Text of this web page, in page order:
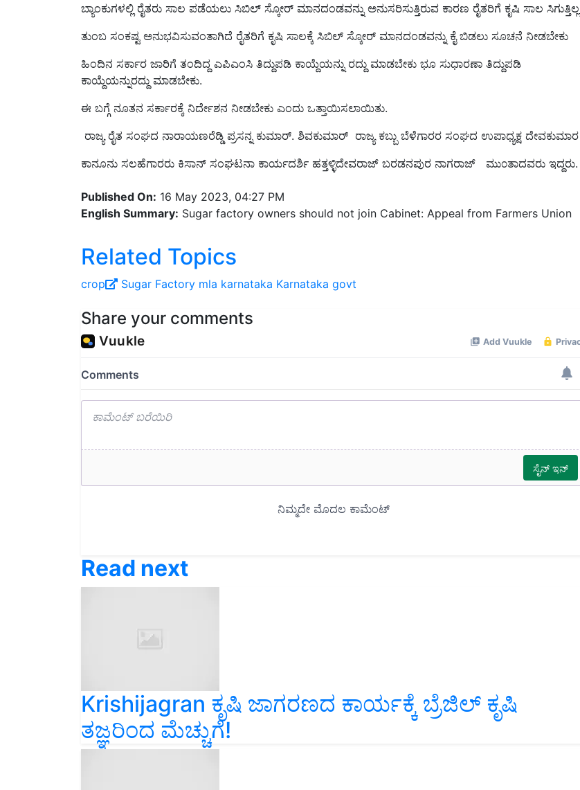
ತುಂಬ ಸಂಕಷ್ಟ ಅನುಭವಿಸುವಂತಾಗಿದೆ ರೈತರಿಗೆ ಕೃಷಿ ಸಾಲಕ್ಕೆ ಸಿಬಿಲ್ ಸ್ಕೋರ್ ಮಾನದಂಡವನ್ನು ಕೈ ಬಿಡಲು ಸೂಚನೆ ನೀಡಬೇಕು
ಹಿಂದಿನ ಸರ್ಕಾರ ಜಾರಿಗೆ ತಂದಿದ್ದ ಎಪಿಎಂಸಿ ತಿದ್ದುಪಡಿ ಕಾಯ್ದೆಯನ್ನು ರದ್ದು ಮಾಡಬೇಕು ಭೂ ಸುಧಾರಣಾ ತಿದ್ದುಪಡಿ
ಕಾಯ್ದೆಯನ್ನುರದ್ದು ಮಾಡಬೇಕು.
ಈ ಬಗ್ಗೆ ನೂತನ ಸರ್ಕಾರಕ್ಕೆ ನಿರ್ದೇಶನ ನೀಡಬೇಕು ಎಂದು ಒತ್ತಾಯಿಸಲಾಯಿತು.
ರಾಜ್ಯ ರೈತ ಸಂಘದ ನಾರಾಯಣರೆಡ್ಡಿ ಪ್ರಸನ್ನ ಕುಮಾರ್. ಶಿವಕುಮಾರ್ ರಾಜ್ಯ ಕಬ್ಬು ಬೆಳೆಗಾರರ ಸಂಘದ ಉಪಾಧ್ಯಕ್ಷ ದೇವಕುಮಾರ
ಕಾನೂನು ಸಲಹೆಗಾರರು ಕಿಸಾನ್ ಸಂಘಟನಾ ಕಾರ್ಯದರ್ಶಿ ಹತ್ತಳ್ಳಿದೇವರಾಜ್ ಬರಡನಪುರ ನಾಗರಾಜ್ ಮು೦ತಾದವರು ಇದ್ದರು.
English Summary:Sugar factory owners should not join Cabinet: Appeal from Farmers Union
Related Topics
crop Sugar Factory mla karnataka
Krishijagran ಕೃಷಿ ಜಾಗರಣದ ಕಾರ್ಯಕ್ಕೆ ಬ್ರೆಜಿಲ್‌ ಕೃಷಿ
ತಜ್ಞರಿಂದ ಮೆಚ್ಚುಗೆ!